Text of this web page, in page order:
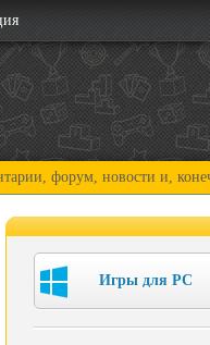
новости и, конечно,
Игры для PC